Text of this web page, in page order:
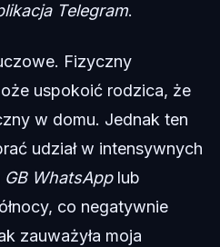
Telegram.
Fizyczny
uspokoić rodzica, że
w domu. Jednak ten
udział w intensywnych
GB WhatsApplub
co negatywnie
zauważyła moja